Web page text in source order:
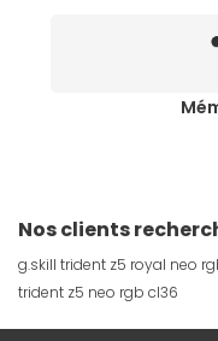
Nos clients
g.skill trident z5 royal neo
trident z5 neo rgb cl36